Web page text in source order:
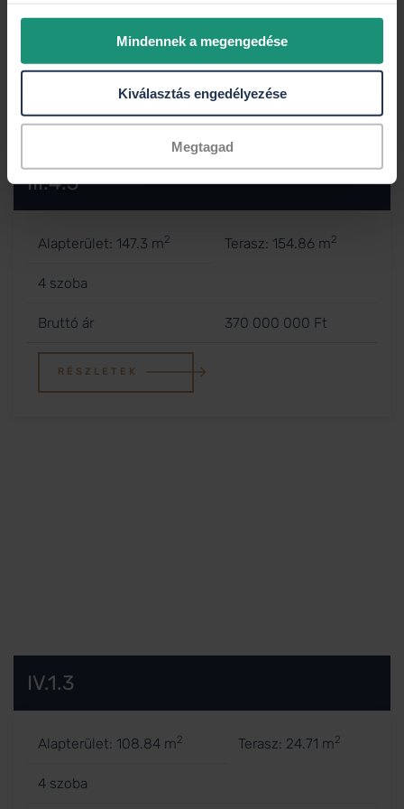
Mindennek a megengedése
Kiválasztás engedélyezése
Megtagad
III.4.3
Alapterület: 147.3 m2 Terasz: 154.86 m2
4 szoba
Bruttó ár 370 000 000 Ft
RÉSZLETEK
IV.1.3
Alapterület: 108.84 m2 Terasz: 24.71 m2
4 szoba